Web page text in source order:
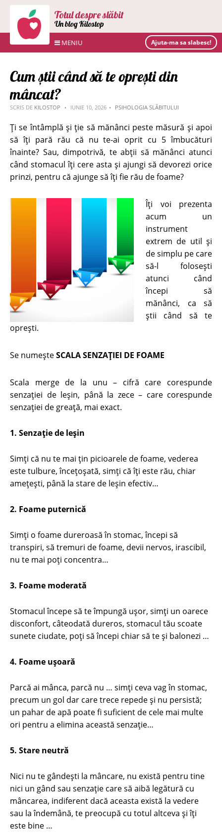
Totul despre slăbit
Un blog Kilostop
MENIU Ajuta-ma sa slabesc!
Cum știi când să te oprești din
mâncat?
SCRIS DE KILOSTOP IUNIE 10, 2026 PSIHOLOGIA SLĂBITULUI
Ți se întâmplă și ție să mănânci peste măsură și apoi
să îți pară rău că nu te-ai oprit cu 5 îmbucături
înainte? Sau, dimpotrivă, te abții să mănânci atunci
când stomacul îţi cere asta și ajungi să devorezi orice
prinzi, pentru că ajunge să îți fie rău de foame?
Îți voi prezenta
acum un
instrument
extrem de util și
de simplu pe care
să-l folosești
atunci când
începi să
mănânci, ca să
știi când să te
oprești.
Se numeșteSCALA SENZAŢIEI DE FOAME
Scala merge de la unu – cifră care corespunde
senzaţiei de leşin, până la zece – care corespunde
senzaţiei de greaţă, mai exact.
1. Senzaţie de leşin
Simţi că nu te mai ţin picioarele de foame, vederea
este tulbure, înceţoşată, simţi că îţi este rău, chiar
ameţeşti, până la stare de leşin efectiv…
2. Foame puternică
Simţi o foame dureroasă în stomac, începi să
transpiri, să tremuri de foame, devii nervos, irascibil,
nu te mai poţi concentra…
3. Foame moderată
Stomacul începe să te împungă uşor, simţi un oarece
disconfort, câteodată dureros, stomacul tău scoate
sunete ciudate, poţi să începi chiar să te şi balonezi …
4. Foame uşoară
Parcă ai mânca, parcă nu … simţi ceva vag în stomac,
precum un gol dar care trece repede şi nu persistă;
un pahar de apă poate fi suficient de cele mai multe
ori pentru a elimina această senzaţie…
5. Stare neutră
Nici nu te gândeşti la mâncare, nu există pentru tine
nici un gând sau senzaţie care să aibă legătură cu
mâncarea, indiferent dacă aceasta există la vedere
sau la îndemână, te preocupă cu totul altceva şi îţi
este bine …